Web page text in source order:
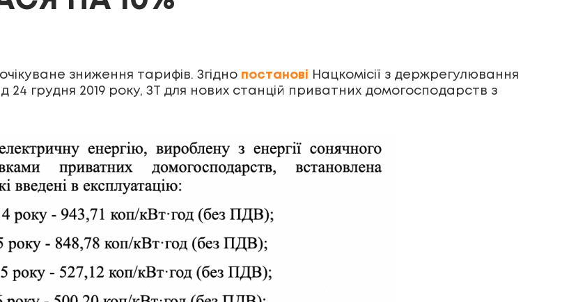
зниження тарифів. Згідно постанові Нацкомісії з держрегулювання
24 грудня 2019 року, ЗТ для нових станцій приватних домогосподарств з